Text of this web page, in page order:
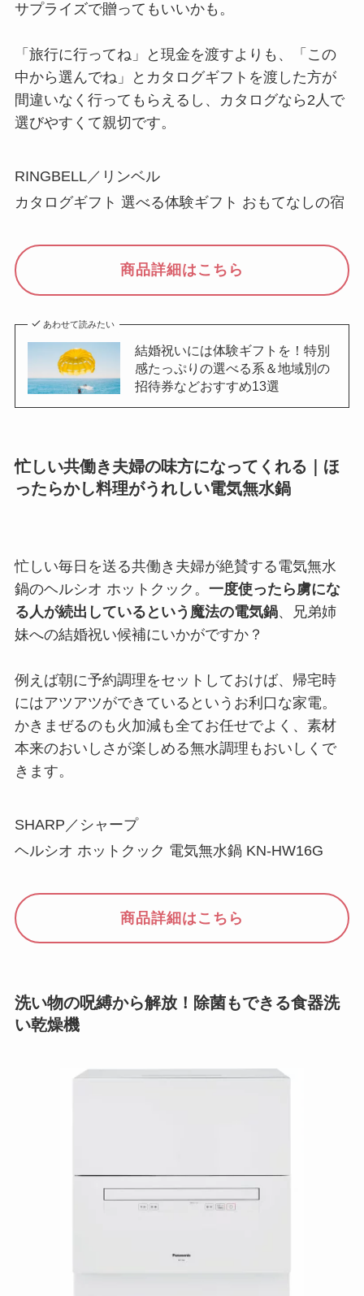
サプライズで贈ってもいいかも。
「旅行に行ってね」と現金を渡すよりも、「この
中から選んでね」とカタログギフトを渡した方が
間違いなく行ってもらえるし、カタログなら2人で
選びやすくて親切です。
RINGBELL／リンベル
カタログギフト 選べる体験ギフト おもてなしの宿
商品詳細はこちら
あわせて読みたい
結婚祝いには体験ギフトを！特別
感たっぷりの選べる系＆地域別の
招待券などおすすめ13選
忙しい共働き夫婦の味方になってくれる｜ほ
ったらかし料理がうれしい電気無水鍋
忙しい毎日を送る共働き夫婦が絶賛する電気無水
鍋のヘルシオ ホットクック。 一度使ったら虜にな
る人が続出しているという魔法の電気鍋、兄弟姉
妹への結婚祝い候補にいかがですか？
例えば朝に予約調理をセットしておけば、帰宅時
にはアツアツができているというお利口な家電。
かきまぜるのも火加減も全てお任せでよく、素材
本来のおいしさが楽しめる無水調理もおいしくで
きます。
SHARP／シャープ
ヘルシオ ホットクック 電気無水鍋 KN-HW16G
商品詳細はこちら
洗い物の呪縛から解放！除菌もできる食器洗
い乾燥機